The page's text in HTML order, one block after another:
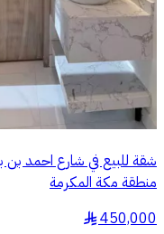
شقة للبيع في شارع احمد
منطقة مكة المكرمة
450,000
§